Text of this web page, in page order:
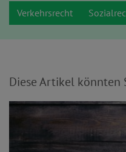
Verkehrsrecht
Diese Artikel könnten